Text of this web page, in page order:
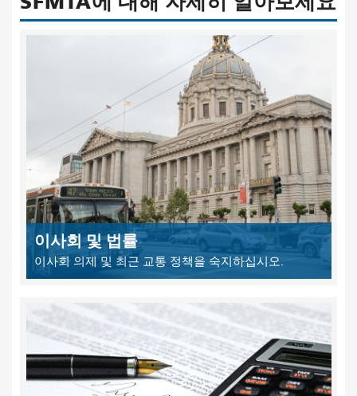
이사회 및 법률
이사회 의제 및 최근 교통 정책을 숙지하십시오.